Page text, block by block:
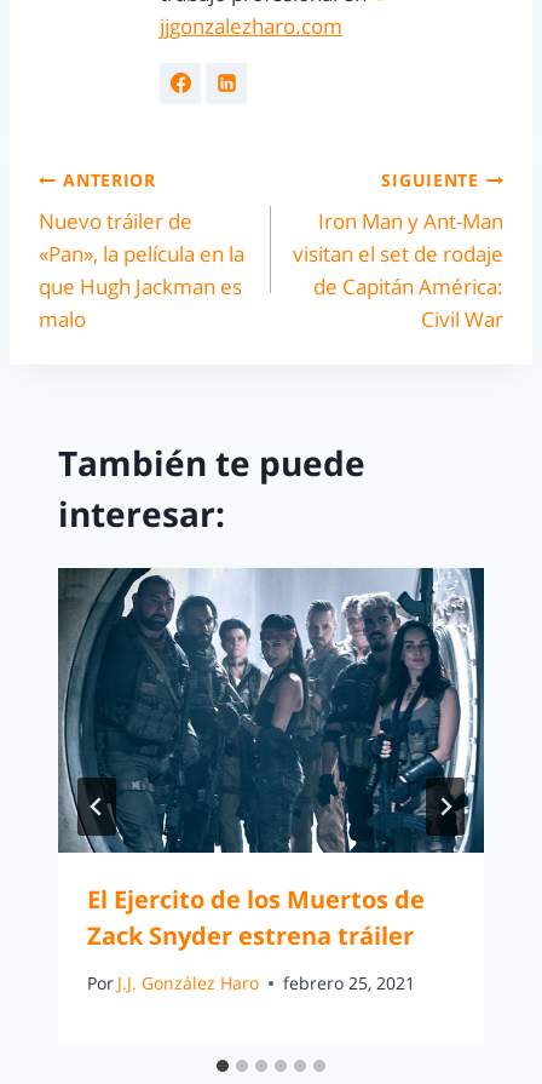
jjgonzalezharo.com
ANTERIOR
Nuevo tráiler de
«Pan», la película en la
que Hugh Jackman es
malo
SIGUIENTE
Iron Man y Ant-Man
visitan el set de rodaje
de Capitán América:
Civil War
También te puede
interesar:
El Ejercito de los Muertos de
Zack Snyder estrena tráiler
Por J.J. González Haro febrero 25, 2021